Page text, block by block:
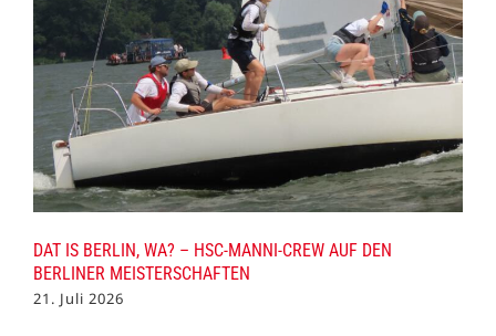
DAT IS BERLIN, WA? – HSC-MANNI-CREW AUF DEN
BERLINER MEISTERSCHAFTEN
21. Juli 2026